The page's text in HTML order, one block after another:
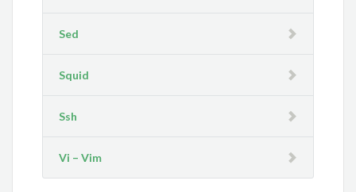
Sed
Squid
Ssh
Vi – Vim